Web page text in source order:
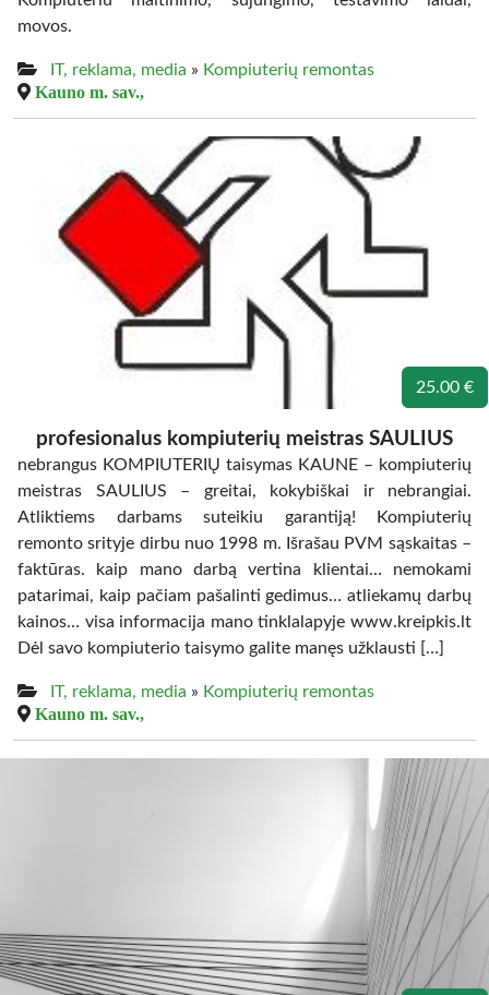
movos.
IT, reklama, media » Kompiuterių remontas
Kauno m. sav.,
25.00 €
profesionalus kompiuterių meistras SAULIUS
nebrangus KOMPIUTERIŲ taisymas KAUNE – kompiuterių
meistras SAULIUS – greitai, kokybiškai ir nebrangiai.
Atliktiems darbams suteikiu garantiją! Kompiuterių
remonto srityje dirbu nuo 1998 m. Išrašau PVM sąskaitas –
faktūras. kaip mano darbą vertina klientai… nemokami
patarimai, kaip pačiam pašalinti gedimus… atliekamų darbų
kainos… visa informacija mano tinklalapyje www.kreipkis.lt
Dėl savo kompiuterio taisymo galite manęs užklausti […]
IT, reklama, media » Kompiuterių remontas
Kauno m. sav.,